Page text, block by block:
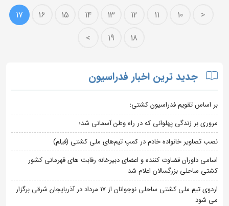
<
10
11
12
13
14
15
16
17
18
19
>
جدید ترین اخبار فدراسیون
بر اساس تقویم فدراسیون کشتی؛
مروری بر زندگی پهلوانی که در راه وطن آسمانی شد؛
نصب تصاویر خانواده خادم در کمپ تیم‌های ملی کشتی (فیلم)
اسامی داوران قضاوت کننده و اعضای دبیرخانه رقابت های قهرمانی کشور
کشتی ساحلی بزرگسالان اعلام شد
اردوی تیم ملی کشتی ساحلی نوجوانان از 17 مرداد در آذربایجان شرقی برگزار
می شود